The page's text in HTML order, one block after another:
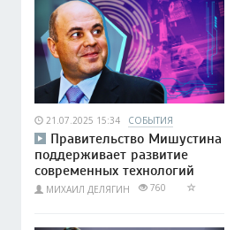
21.07.2025 15:34 СОБЫТИЯ
Правительство Мишустина
поддерживает развитие
современных технологий
МИХАИЛ ДЕЛЯГИН 760